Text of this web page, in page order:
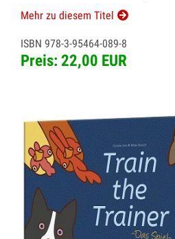
Mehr zu diesem Titel
ISBN 978-3-95464-089-8
Preis: 22,00 EUR